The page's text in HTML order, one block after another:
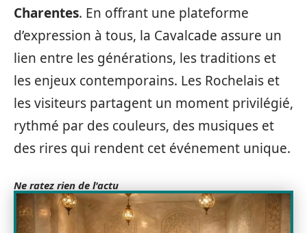
Charentes. En offrant une plateforme
d’expression à tous, la Cavalcade assure un
lien entre les générations, les traditions et
les enjeux contemporains. Les Rochelais et
les visiteurs partagent un moment privilégié,
rythmé par des couleurs, des musiques et
des rires qui rendent cet événement unique.
Ne ratez rien de l'actu